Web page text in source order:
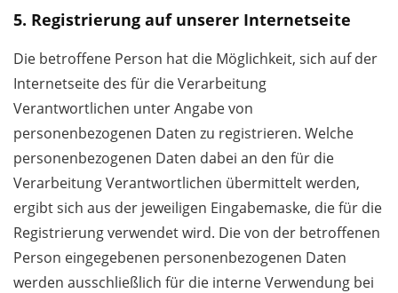
5. Registrierung auf unserer Internetseite
Die betroffene Person hat die Möglichkeit, sich auf der
Internetseite des für die Verarbeitung
Verantwortlichen unter Angabe von
personenbezogenen Daten zu registrieren. Welche
personenbezogenen Daten dabei an den für die
Verarbeitung Verantwortlichen übermittelt werden,
ergibt sich aus der jeweiligen Eingabemaske, die für die
Registrierung verwendet wird. Die von der betroffenen
Person eingegebenen personenbezogenen Daten
werden ausschließlich für die interne Verwendung bei